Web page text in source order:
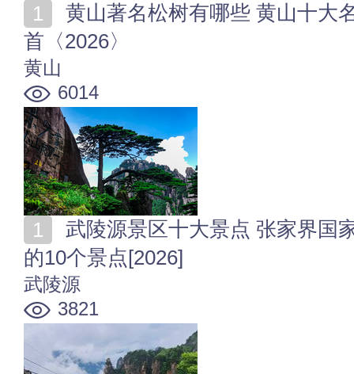
首〈2026〉
黄山
6014
的10个景点[2026]
武陵源
3821